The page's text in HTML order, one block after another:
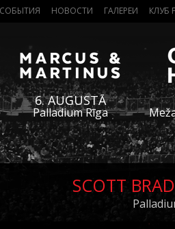
СОБЫТИЯ НОВОСТИ ГАЛЕРЕИ КЛУБ
6. AUGUSTĀ
Palladium Rīga
SCOTT